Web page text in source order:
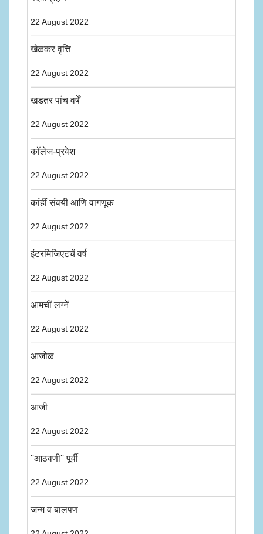
22 August 2022
खेळकर वृत्ति
22 August 2022
खडतर पांच वर्षें
22 August 2022
कॉलेज-प्रवेश
22 August 2022
कांहीं संवयी आणि वागणूक
22 August 2022
इंटरमिजिएटचें वर्ष
22 August 2022
आमचीं लग्नें
22 August 2022
आजोळ
22 August 2022
आजी
22 August 2022
''आठवणी'' पूर्वी
22 August 2022
जन्म व बालपण